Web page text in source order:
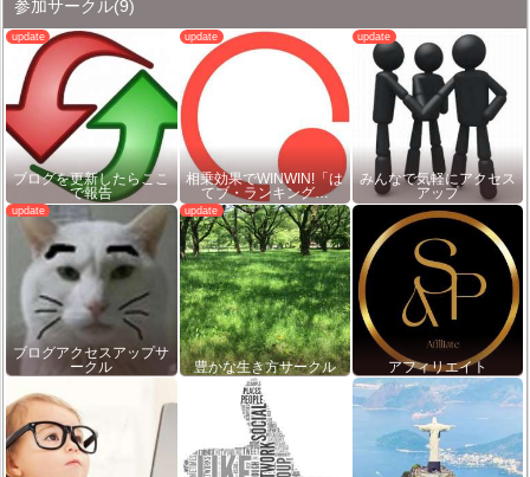
参加サークル(9)
ブログを更新したらここ
で報告
相乗効果でWINWIN!「は
てブ・ランキング…
みんなで気軽にアクセス
アップ
ブログアクセスアップサ
ークル
豊かな生き方サークル アフィリエイト